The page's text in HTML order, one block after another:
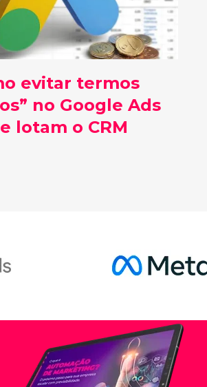
evitar termos
no Google Ads
lotam o CRM